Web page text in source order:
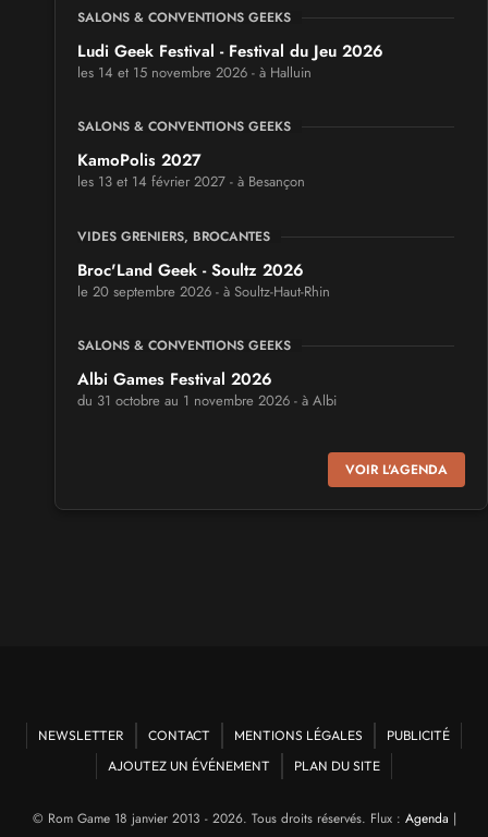
SALONS & CONVENTIONS GEEKS
Ludi Geek Festival - Festival du Jeu 2026
les 14 et 15 novembre 2026 - à Halluin
SALONS & CONVENTIONS GEEKS
KamoPolis 2027
les 13 et 14 février 2027 - à Besançon
VIDES GRENIERS, BROCANTES
Broc'Land Geek - Soultz 2026
le 20 septembre 2026 - à Soultz-Haut-Rhin
SALONS & CONVENTIONS GEEKS
Albi Games Festival 2026
du 31 octobre au 1 novembre 2026 - à Albi
Virtual Calais - salon du jeu vidéo et des loisirs
numériques 2026
Mang'Azur 2027
les 24 et 25 avril 2027 - à Toulon
VOIR L'AGENDA
NEWSLETTER CONTACT MENTIONS LÉGALES
PUBLICITÉ
AJOUTEZ UN ÉVÉNEMENT
PLAN DU SITE
© Rom Game 18 janvier 2013 - 2026. Tous droits réservés. Flux : Agenda |